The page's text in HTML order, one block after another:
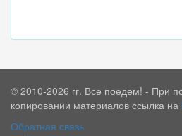
© 2010-2026 гг. Все поедем! - При
копировании материалов ссылка на
Обратная связь